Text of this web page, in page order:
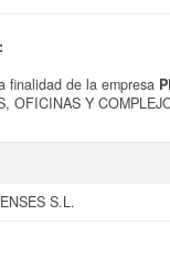
finalidad de la empresa
OFICINAS Y
Y
categoría 6820 -
optar esta
en el apartado de
S.L.